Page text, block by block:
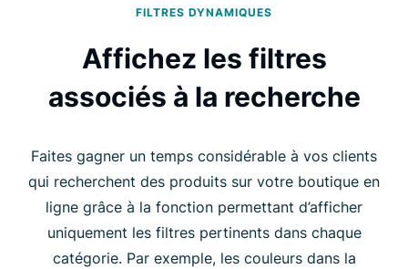
FILTRES DYNAMIQUES
Affichez les filtres
associés à la recherche
Faites gagner un temps considérable à vos clients
qui recherchent des produits sur votre boutique en
ligne grâce à la fonction permettant d’afficher
uniquement les filtres pertinents dans chaque
catégorie. Par exemple, les couleurs dans la